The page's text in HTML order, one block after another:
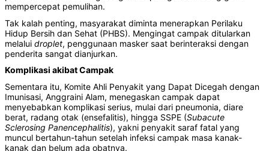
mempercepat pemulihan.
Tak kalah penting, masyarakat diminta menerapkan Perilaku
Hidup Bersih dan Sehat (PHBS). Mengingat campak ditularkan
melalui droplet, penggunaan masker saat berinteraksi dengan
penderita sangat dianjurkan.
Komplikasi akibat Campak
Sementara itu, Komite Ahli Penyakit yang Dapat Dicegah dengan
Imunisasi, Anggraini Alam, menegaskan campak dapat
menyebabkan komplikasi serius, mulai dari pneumonia, diare
berat, radang otak (ensefalitis), hingga SSPE (Subacute
Sclerosing Panencephalitis), yakni penyakit saraf fatal yang
muncul bertahun-tahun setelah infeksi campak masa kanak-
kanak dan belum ada obatnya.